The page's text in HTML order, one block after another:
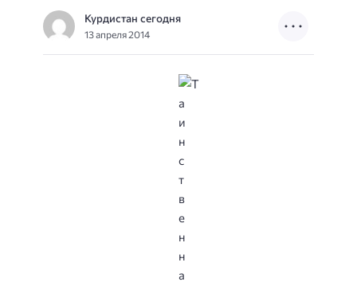
Курдистан сегодня
13 апреля 2014